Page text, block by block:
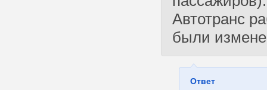
Автотранс
были
Ответ